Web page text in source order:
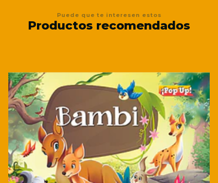
Puede que te interesen estos
Productos recomendados